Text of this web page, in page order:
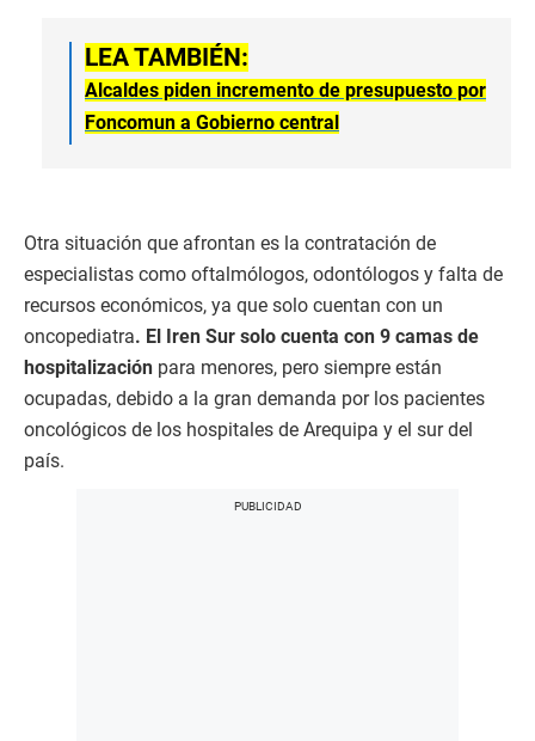
LEA TAMBIÉN:
Alcaldes piden incremento de presupuesto por
Foncomun a Gobierno central
Otra situación que afrontan es la contratación de
especialistas como oftalmólogos, odontólogos y falta de
recursos económicos, ya que solo cuentan con un
oncopediatra. El Iren Sur solo cuenta con 9 camas de
hospitalización para menores, pero siempre están
ocupadas, debido a la gran demanda por los pacientes
oncológicos de los hospitales de Arequipa y el sur del
país.